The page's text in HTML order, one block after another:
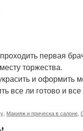
первая
торжества.
и оформить
все ли готово и
Макияж и прическа в салоне